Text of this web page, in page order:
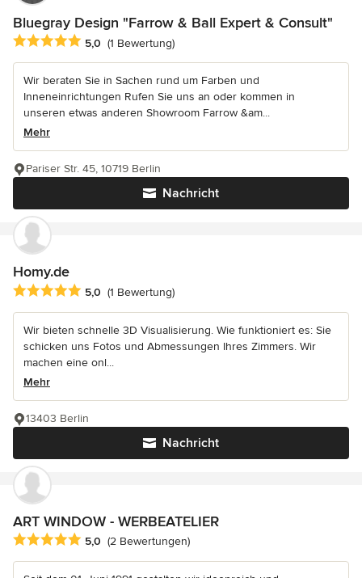
Bluegray Design "Farrow & Ball Expert & Consult"
Durchschnittliche Bewertung: 5 von 5 Sternen
5,0 (1 Bewertung)
Wir beraten Sie in Sachen rund um Farben und
Inneneinrichtungen Rufen Sie uns an oder kommen in
unseren etwas anderen Showroom Farrow &am...
Mehr
Nachricht
Pariser Str. 45, 10719 Berlin
Homy.de
Durchschnittliche Bewertung: 5 von 5 Sternen
5,0 (1 Bewertung)
Wir bieten schnelle 3D Visualisierung. Wie funktioniert es: Sie
schicken uns Fotos und Abmessungen Ihres Zimmers. Wir
machen eine onl...
Mehr
Nachricht
13403 Berlin
ART WINDOW - WERBEATELIER
Durchschnittliche Bewertung: 5 von 5 Sternen
5,0 (2 Bewertungen)